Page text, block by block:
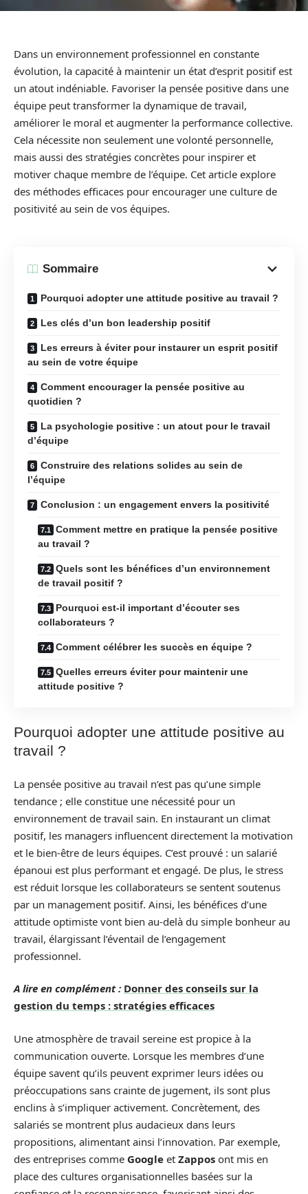
Dans un environnement professionnel en constante
évolution, la capacité à maintenir un état d’esprit positif est
un atout indéniable. Favoriser la pensée positive dans une
équipe peut transformer la dynamique de travail,
améliorer le moral et augmenter la performance collective.
Cela nécessite non seulement une volonté personnelle,
mais aussi des stratégies concrètes pour inspirer et
motiver chaque membre de l’équipe. Cet article explore
des méthodes efficaces pour encourager une culture de
positivité au sein de vos équipes.
Sommaire
Pourquoi adopter une attitude positive au travail ?
Les clés d’un bon leadership positif
Les erreurs à éviter pour instaurer un esprit positif
au sein de votre équipe
Comment encourager la pensée positive au
quotidien ?
La psychologie positive : un atout pour le travail
d’équipe
Construire des relations solides au sein de
l’équipe
Conclusion : un engagement envers la positivité
Comment mettre en pratique la pensée positive
au travail ?
Quels sont les bénéfices d’un environnement
de travail positif ?
Pourquoi est-il important d’écouter ses
collaborateurs ?
Comment célébrer les succès en équipe ?
Quelles erreurs éviter pour maintenir une
attitude positive ?
Pourquoi adopter une attitude positive au
travail ?
La pensée positive au travail n’est pas qu’une simple
tendance ; elle constitue une nécessité pour un
environnement de travail sain. En instaurant un climat
positif, les managers influencent directement la motivation
et le bien-être de leurs équipes. C’est prouvé : un salarié
épanoui est plus performant et engagé. De plus, le stress
est réduit lorsque les collaborateurs se sentent soutenus
par un management positif. Ainsi, les bénéfices d’une
attitude optimiste vont bien au-delà du simple bonheur au
travail, élargissant l’éventail de l’engagement
professionnel.
A lire en complément : Donner des conseils sur la
gestion du temps : stratégies efficaces
Une atmosphère de travail sereine est propice à la
communication ouverte. Lorsque les membres d’une
équipe savent qu’ils peuvent exprimer leurs idées ou
préoccupations sans crainte de jugement, ils sont plus
enclins à s’impliquer activement. Concrètement, des
salariés se montrent plus audacieux dans leurs
propositions, alimentant ainsi l’innovation. Par exemple,
des entreprises comme Google et Zappos ont mis en
place des cultures organisationnelles basées sur la